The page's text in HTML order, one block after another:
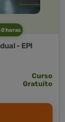
horas
- EPI
Curso
Gratuito